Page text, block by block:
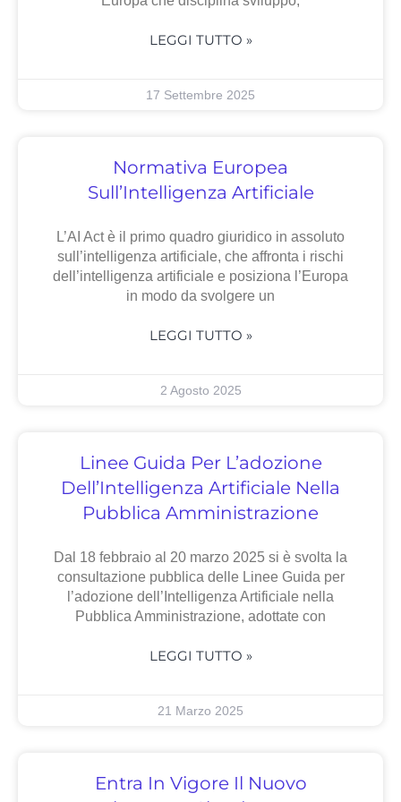
LEGGI TUTTO »
17 Settembre 2025
Normativa Europea
Sull’Intelligenza Artificiale
L’AI Act è il primo quadro giuridico in assoluto
sull’intelligenza artificiale, che affronta i rischi
dell’intelligenza artificiale e posiziona l’Europa
in modo da svolgere un
LEGGI TUTTO »
2 Agosto 2025
Linee Guida Per L’adozione
Dell’Intelligenza Artificiale Nella
Pubblica Amministrazione
Dal 18 febbraio al 20 marzo 2025 si è svolta la
consultazione pubblica delle Linee Guida per
l’adozione dell’Intelligenza Artificiale nella
Pubblica Amministrazione, adottate con
LEGGI TUTTO »
21 Marzo 2025
Entra In Vigore Il Nuovo